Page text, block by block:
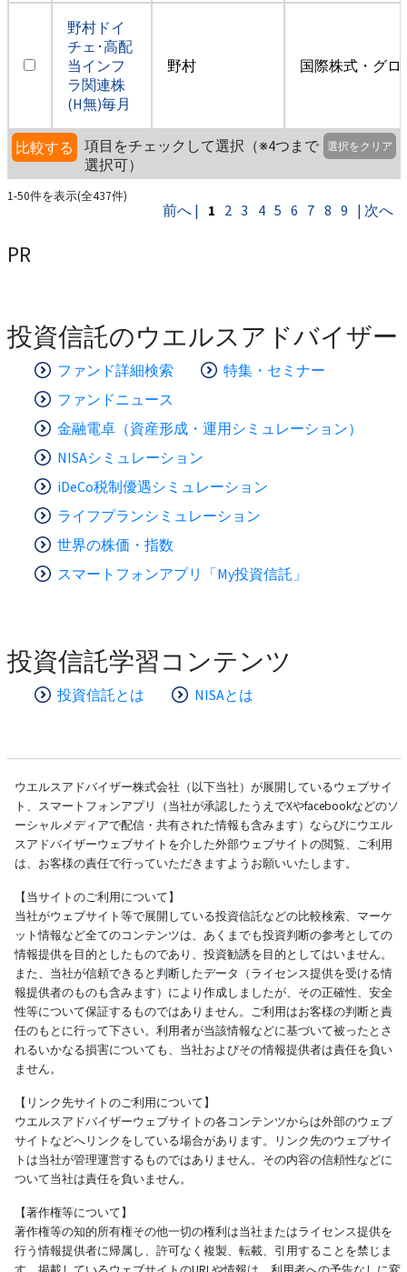
野村ドイ
チェ･高配
当インフ
ラ関連株
(H無)毎月
野村 国際株式・グロ
比較する
項目をチェックして選択（※4つまで
選択可）
選択をクリア
1-50件を表示(全437件)
前へ | 1 2 3 4 5 6 7 8 9 | 次へ
PR
投資信託のウエルスアドバイザー
ファンド詳細検索
特集・セミナー
ファンドニュース
金融電卓（資産形成・運用シミュレーション）
NISAシミュレーション
iDeCo税制優遇シミュレーション
ライフプランシミュレーション
世界の株価・指数
スマートフォンアプリ「My投資信託」
投資信託学習コンテンツ
投資信託とは NISAとは
ウエルスアドバイザー株式会社（以下当社）が展開しているウェブサイ
ト、スマートフォンアプリ（当社が承認したうえでXやfacebookなどのソ
ーシャルメディアで配信・共有された情報も含みます）ならびにウエル
スアドバイザーウェブサイトを介した外部ウェブサイトの閲覧、ご利用
は、お客様の責任で行っていただきますようお願いいたします。
【当サイトのご利用について】
当社がウェブサイト等で展開している投資信託などの比較検索、マーケ
ット情報など全てのコンテンツは、あくまでも投資判断の参考としての
情報提供を目的としたものであり、投資勧誘を目的としてはいません。
また、当社が信頼できると判断したデータ（ライセンス提供を受ける情
報提供者のものも含みます）により作成しましたが、その正確性、安全
性等について保証するものではありません。ご利用はお客様の判断と責
任のもとに行って下さい。利用者が当該情報などに基づいて被ったとさ
れるいかなる損害についても、当社およびその情報提供者は責任を負い
ません。
【リンク先サイトのご利用について】
ウエルスアドバイザーウェブサイトの各コンテンツからは外部のウェブ
サイトなどへリンクをしている場合があります。リンク先のウェブサイ
トは当社が管理運営するものではありません。その内容の信頼性などに
ついて当社は責任を負いません。
【著作権等について】
著作権等の知的所有権その他一切の権利は当社またはライセンス提供を
行う情報提供者に帰属し、許可なく複製、転載、引用することを禁じま